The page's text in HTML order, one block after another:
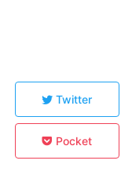
k
Twitter
Pocket